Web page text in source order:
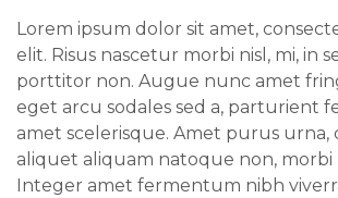
Lorem ipsum dolor sit amet,
elit. Risus nascetur morbi nisl, mi, in
porttitor non. Augue nunc amet
eget arcu sodales sed a, parturient
amet scelerisque. Amet purus urna,
aliquet aliquam natoque non, morbi
Integer amet fermentum nibh